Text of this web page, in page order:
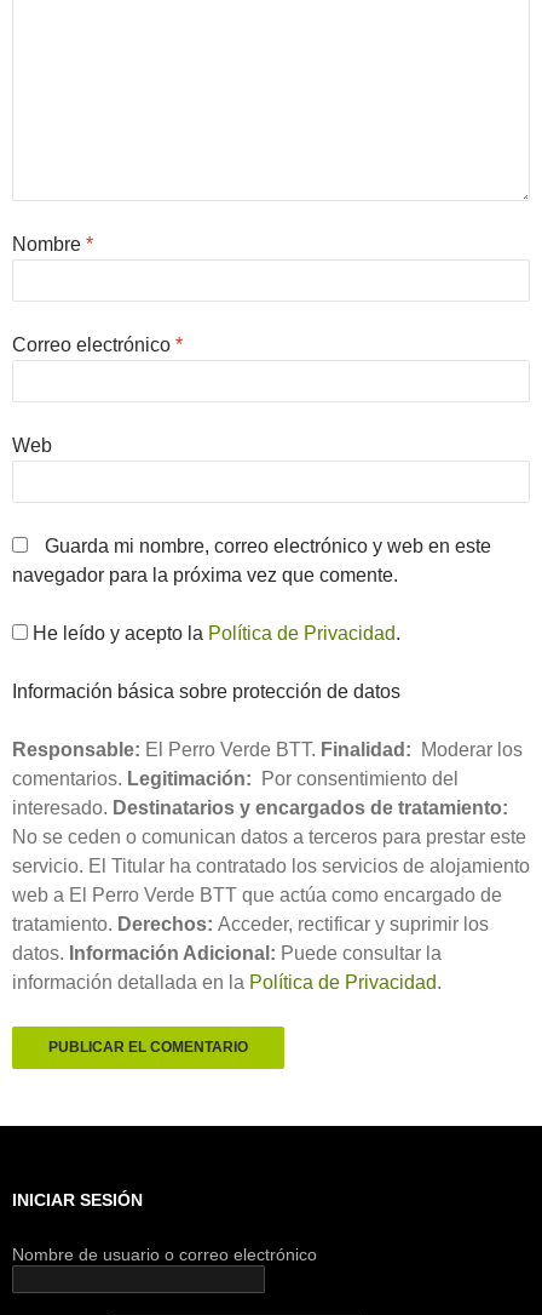
Nombre *
Correo electrónico *
Web
Guarda mi nombre, correo electrónico y web en este
navegador para la próxima vez que comente.
He leído y acepto la Política de Privacidad.
Información básica sobre protección de datos
Responsable: El Perro Verde BTT. Finalidad: Moderar los
comentarios. Legitimación: Por consentimiento del
interesado. Destinatarios y encargados de tratamiento:
No se ceden o comunican datos a terceros para prestar este
servicio. El Titular ha contratado los servicios de alojamiento
web a El Perro Verde BTT que actúa como encargado de
tratamiento. Derechos: Acceder, rectificar y suprimir los
datos. Información Adicional: Puede consultar la
información detallada en la Política de Privacidad.
INICIAR SESIÓN
Nombre de usuario o correo electrónico